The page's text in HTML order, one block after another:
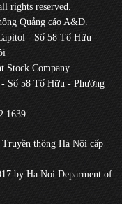
rights reserved.
Quảng cáo A&D.
- Số 58 Tố Hữu -
Stock Company
Số 58 Tố Hữu - Phường
1639.
thông Hà Nội cấp
by Ha Noi Deparment of